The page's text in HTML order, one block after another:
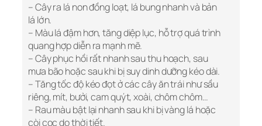
– Cây ra lá non đồng loạt, lá bung nhanh và bản
lá lớn.
– Màu lá đậm hơn, tăng diệp lục, hỗ trợ quá trình
quang hợp diễn ra mạnh mẽ.
– Cây phục hồi rất nhanh sau thu hoạch, sau
mưa bão hoặc sau khi bị suy dinh dưỡng kéo dài.
– Tăng tốc độ kéo đọt ở các cây ăn trái như sầu
riêng, mít, bưởi, cam quýt, xoài, chôm chôm…
– Rau màu bật lại nhanh sau khi bị vàng lá hoặc
còi cọc do thời tiết.